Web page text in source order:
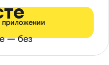
— без
приложении